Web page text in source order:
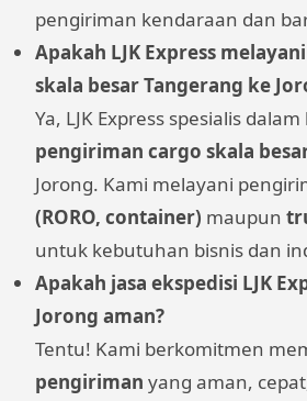
pengiriman kendaraan dan
Apakah LJK Express
skala besar Tangerang ke
Ya, LJK Express spesialis
pengiriman cargo skala
Jorong. Kami melayani
(RORO, container) maupun
untuk kebutuhan bisnis dan
Apakah jasa ekspedisi LJK
Jorong aman?
Tentu! Kami berkomitmen
pengiriman yang aman,